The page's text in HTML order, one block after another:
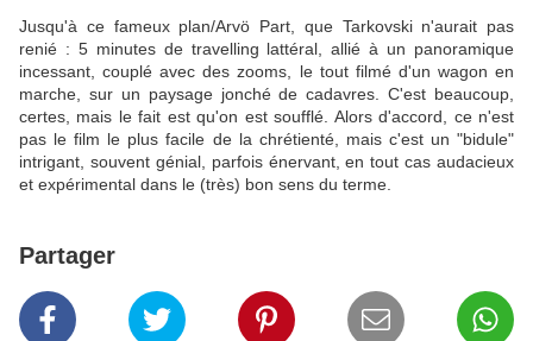
Jusqu'à ce fameux plan/Arvö Part, que Tarkovski n'aurait pas
renié : 5 minutes de travelling lattéral, allié à un panoramique
incessant, couplé avec des zooms, le tout filmé d'un wagon en
marche, sur un paysage jonché de cadavres. C'est beaucoup,
certes, mais le fait est qu'on est soufflé. Alors d'accord, ce n'est
pas le film le plus facile de la chrétienté, mais c'est un "bidule"
intrigant, souvent génial, parfois énervant, en tout cas audacieux
et expérimental dans le (très) bon sens du terme.
Partager